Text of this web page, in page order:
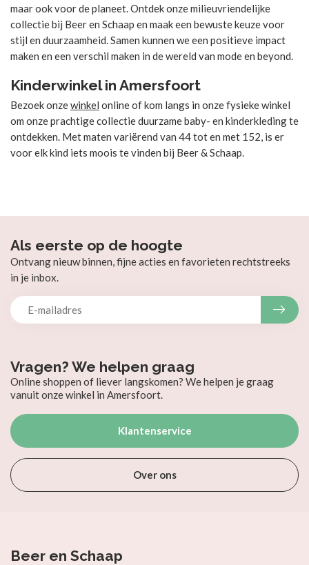
maar ook voor de planeet. Ontdek onze milieuvriendelijke
collectie bij Beer en Schaap en maak een bewuste keuze voor
stijl en duurzaamheid. Samen kunnen we een positieve impact
maken en een verschil maken in de wereld van mode en beyond.
Kinderwinkel in Amersfoort
Bezoek onzewinkel online of kom langs in onze fysieke winkel
om onze prachtige collectie duurzame baby- en kinderkleding te
ontdekken. Met maten variërend van 44 tot en met 152, is er
voor elk kind iets moois te vinden bij Beer & Schaap.
Vragen? We helpen graag
Online shoppen of liever langskomen? We helpen je graag
vanuit onze winkel in Amersfoort.
Klantenservice
Over ons
Als eerste op de hoogte
Ontvang nieuw binnen, fijne acties en favorieten rechtstreeks
in je inbox.
Beer en Schaap